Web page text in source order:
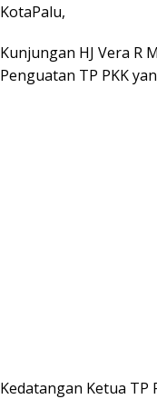
KotaPalu,
Kunjungan HJ Vera R
Penguatan TP PKK
Kedatangan Ketua TP